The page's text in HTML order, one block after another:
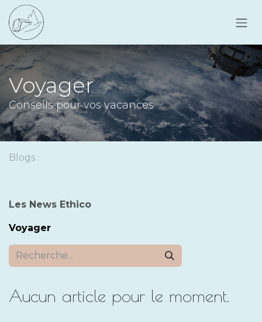
Se rendre au contenu
Voyager
Conseils pour vos vacances
Blogs :
Les News Ethico
Voyager
Aucun article pour le moment.